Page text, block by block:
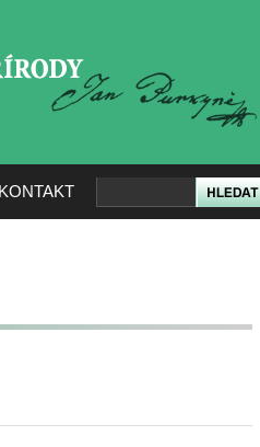
KONTAKT